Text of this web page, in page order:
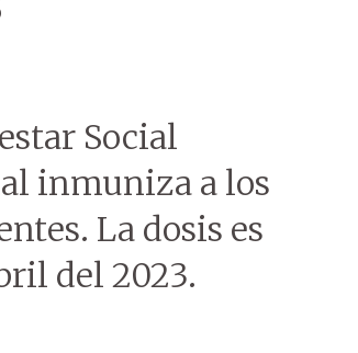
Social
inmuniza a los
La dosis es
del 2023.